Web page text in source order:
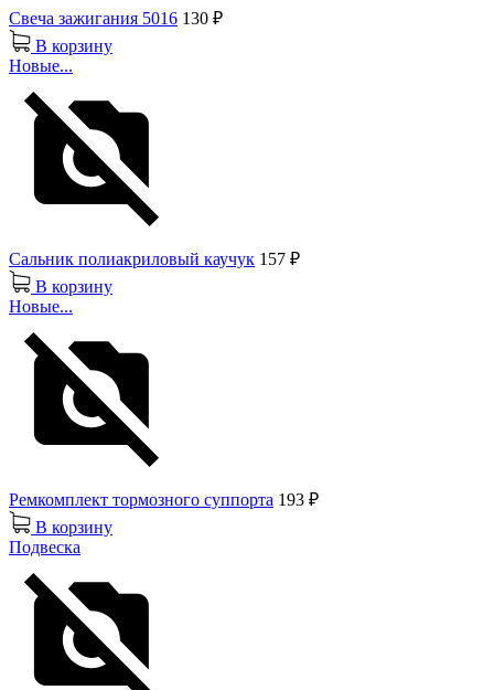
Свеча зажигания 5016 130 ₽
В корзину
Новые...
Сальник полиакриловый каучук 157 ₽
В корзину
Новые...
Ремкомплект тормозного суппорта 193 ₽
В корзину
Подвеска